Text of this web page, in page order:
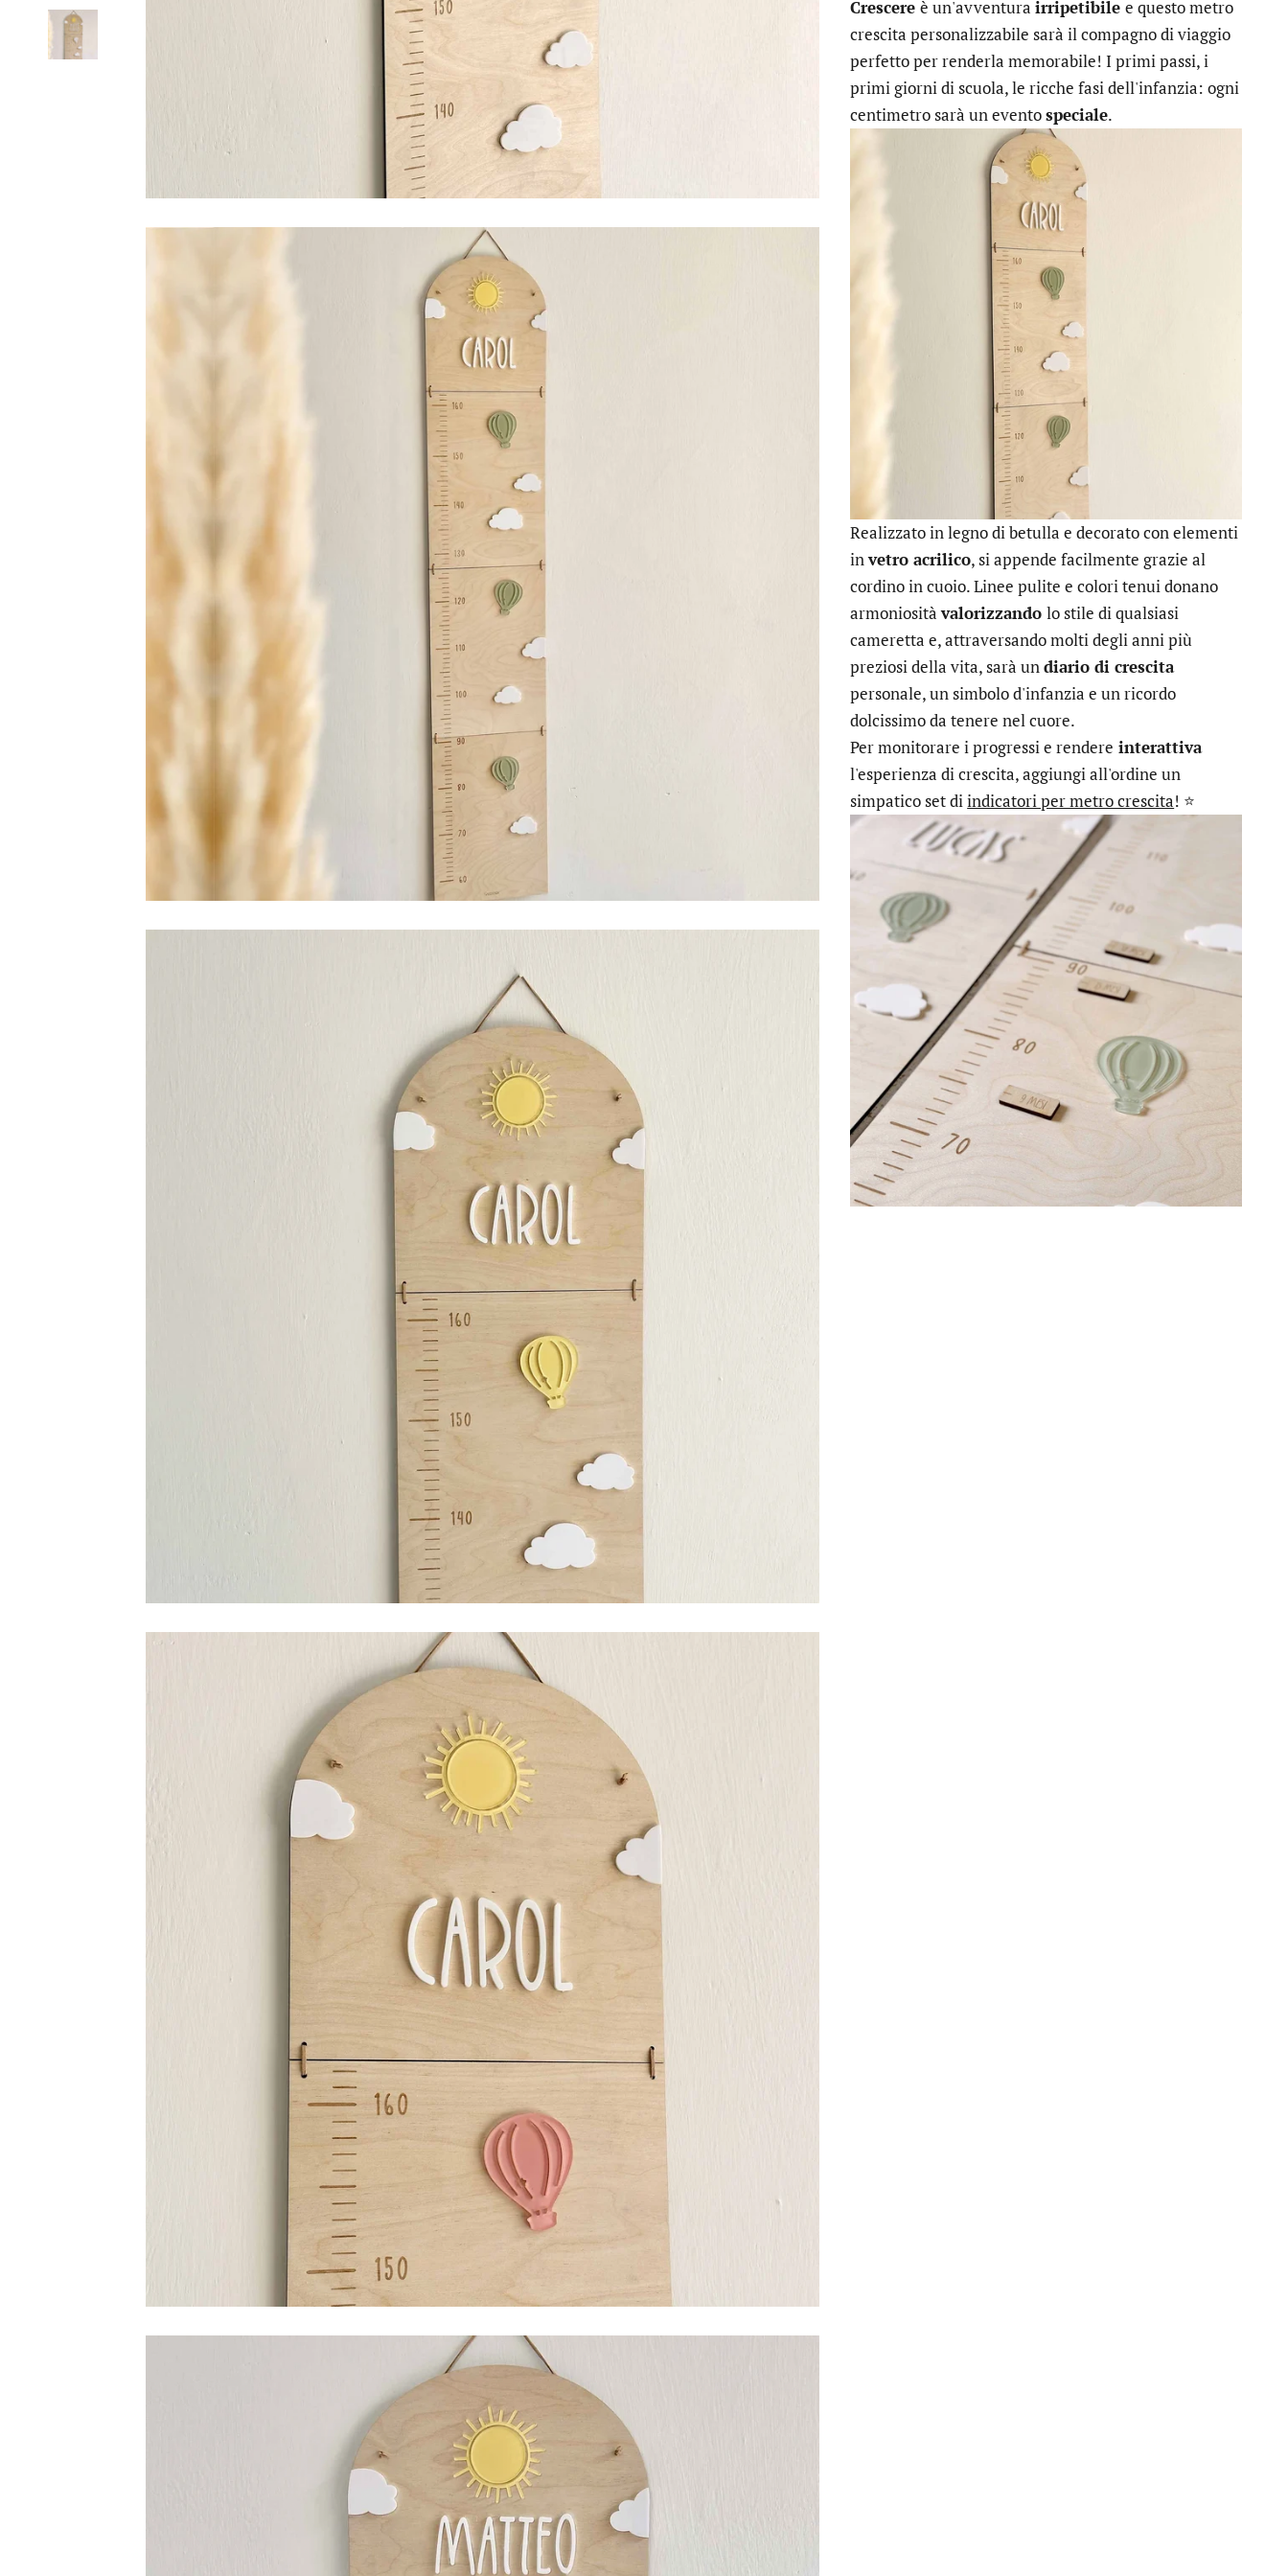
Crescereè un'avventurairripetibilee questo metro
crescita personalizzabile sarà il compagno di viaggio
perfetto per renderla memorabile! I primi passi, i
primi giorni di scuola, le ricche fasi dell'infanzia: ogni
centimetro sarà un eventospeciale.
Realizzato in legno di betulla e decorato con elementi
invetro acrilico, si appende facilmente grazie al
cordino in cuoio. Linee pulite e colori tenui donano
armoniositàvalorizzandolo stile di qualsiasi
cameretta e, attraversando molti degli anni più
preziosi della vita, sarà undiario di crescita
personale, un simbolo d'infanzia e un ricordo
dolcissimo da tenere nel cuore.
Per monitorare i progressi e rendere interattiva
l'esperienza di crescita, aggiungi all'ordine un
simpatico set diindicatori per metro crescita! ⭐